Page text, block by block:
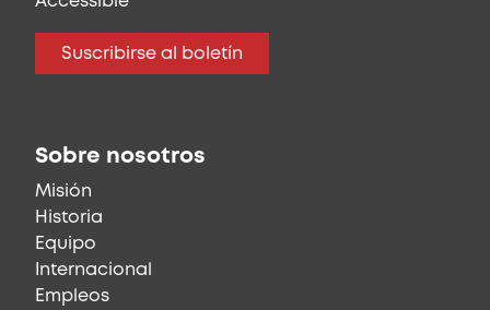
Suscribirse al boletín
Sobre nosotros
Misión
Historia
Equipo
Internacional
Empleos